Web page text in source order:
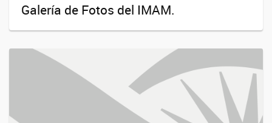
Galería de Fotos del IMAM.